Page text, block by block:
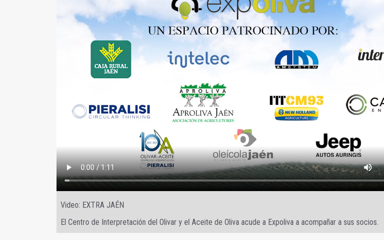
Video: EXTRA JAÉN
El Centro de Interpretación del Olivar y el Aceite de Oliva acude a Expoliva a acompañar a sus socios.